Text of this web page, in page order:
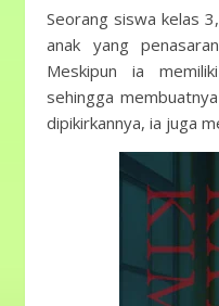
Seorang siswa kelas
anak yang
Meskipun ia
sehingga
dipikirkannya, ia juga